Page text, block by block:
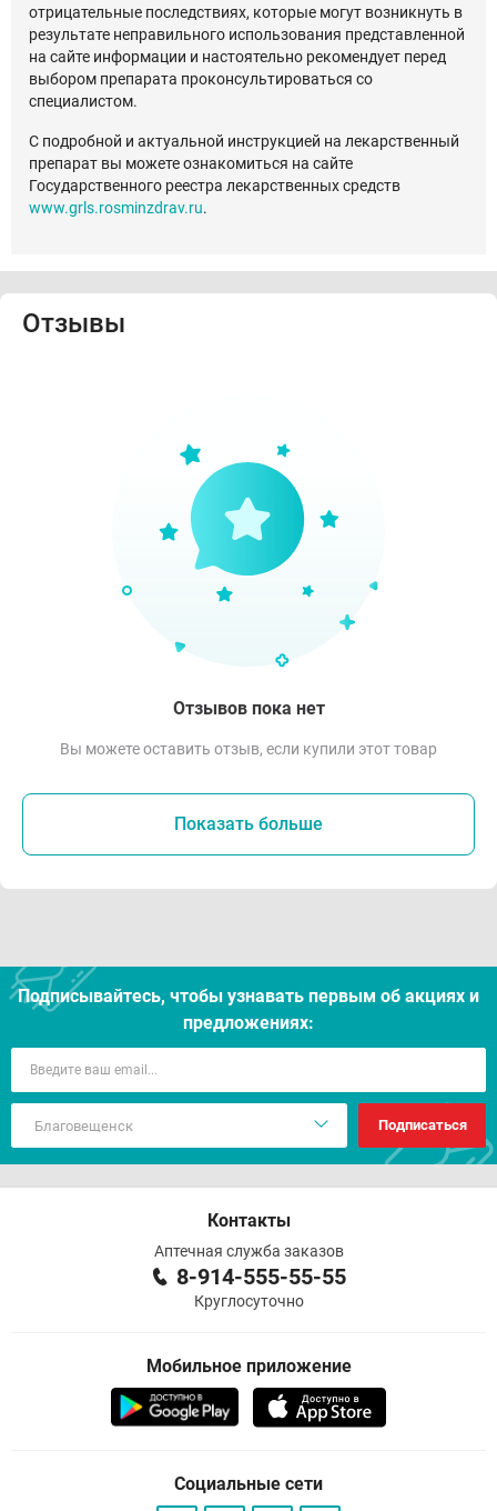
отрицательные последствиях, которые могут возникнуть в
результате неправильного использования представленной
на сайте информации и настоятельно рекомендует перед
выбором препарата проконсультироваться со
специалистом.
С подробной и актуальной инструкцией на лекарственный
препарат вы можете ознакомиться на сайте
Государственного реестра лекарственных средств
www.grls.rosminzdrav.ru.
Отзывы
Отзывов пока нет
Вы можете оставить отзыв, если купили этот товар
Показать больше
Подписывайтесь, чтобы узнавать первым об акцияx и
предложениях:
Подписаться
Контакты
Аптечная служба заказов
8-914-555-55-55
Круглосуточно
Мобильное приложение
Социальные сети